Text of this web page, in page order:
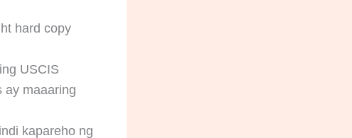
hard copy
USCIS
ay maaaring
kapareho ng